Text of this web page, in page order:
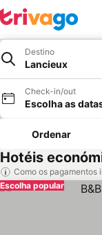
Destino
Lancieux
Check-in/out
Escolha as
Ordenar
Hotéis
Como os pagamentos
Escolha popular